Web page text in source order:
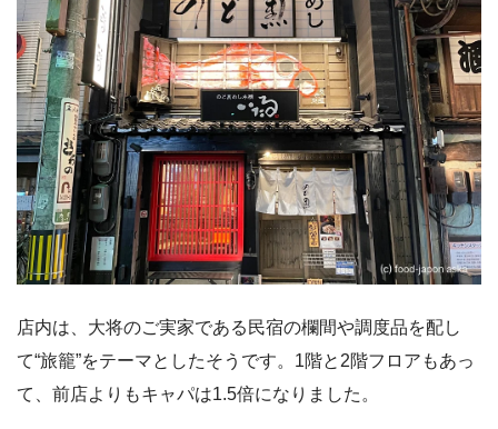
店内は、大将のご実家である民宿の欄間や調度品を配し
て“旅籠”をテーマとしたそうです。1階と2階フロアもあっ
て、前店よりもキャパは1.5倍になりました。